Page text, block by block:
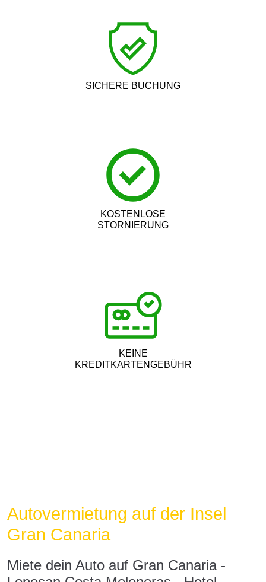
SICHERE BUCHUNG
KOSTENLOSE
STORNIERUNG
KEINE
KREDITKARTENGEBÜHR
Autovermietung auf der Insel
Gran Canaria
Miete dein Auto auf Gran Canaria -